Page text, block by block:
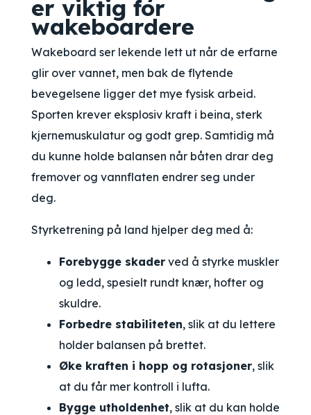
er viktig for
wakeboardere
Wakeboard ser lekende lett ut når de erfarne
glir over vannet, men bak de flytende
bevegelsene ligger det mye fysisk arbeid.
Sporten krever eksplosiv kraft i beina, sterk
kjernemuskulatur og godt grep. Samtidig må
du kunne holde balansen når båten drar deg
fremover og vannflaten endrer seg under
deg.
Styrketrening på land hjelper deg med å:
Forebygge skader ved å styrke muskler
og ledd, spesielt rundt knær, hofter og
skuldre.
Forbedre stabiliteten, slik at du lettere
holder balansen på brettet.
Øke kraften i hopp og rotasjoner, slik
at du får mer kontroll i lufta.
Bygge utholdenhet, slik at du kan holde